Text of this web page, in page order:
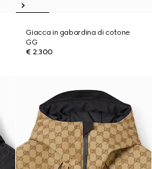
Giacca in gabardina di cotone
GG
€ 2.300